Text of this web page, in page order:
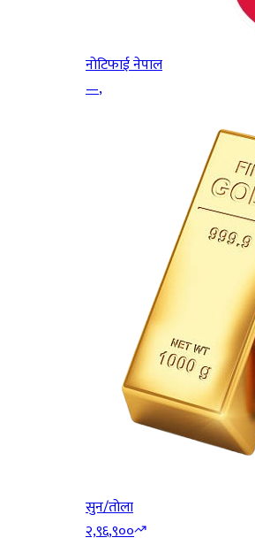
नोटिफाई नेपाल
—,
सुन/तोला
२,९६,९००